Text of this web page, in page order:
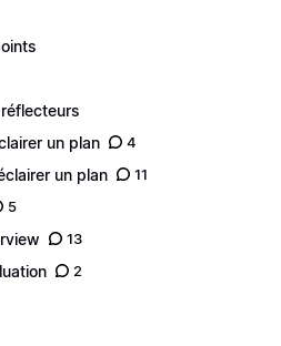
un plan
4
un plan 11
5
13
2